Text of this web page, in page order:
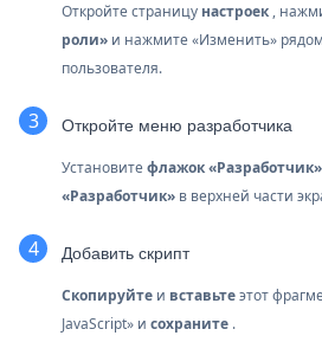
Откройте страницу настроек ,
роли» и нажмите «Изменить»
пользователя.
Откройте меню разработчика
Установитефлажок «Разработчик»
«Разработчик» в верхней части
Добавить скрипт
Скопируйте и вставьтеэтот
JavaScript» и сохраните .